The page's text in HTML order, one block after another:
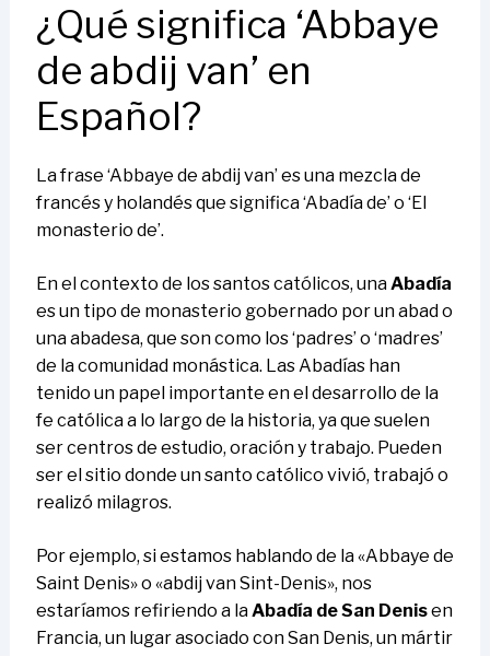
¿Qué significa ‘Abbaye
de abdij van’ en
Español?
La frase ‘Abbaye de abdij van’ es una mezcla de
francés y holandés que significa ‘Abadía de’ o ‘El
monasterio de’.
En el contexto de los santos católicos, unaAbadía
es un tipo de monasterio gobernado por un abad o
una abadesa, que son como los ‘padres’ o ‘madres’
de la comunidad monástica. Las Abadías han
tenido un papel importante en el desarrollo de la
fe católica a lo largo de la historia, ya que suelen
ser centros de estudio, oración y trabajo. Pueden
ser el sitio donde un santo católico vivió, trabajó o
realizó milagros.
Por ejemplo, si estamos hablando de la «Abbaye de
Saint Denis» o «abdij van Sint-Denis», nos
estaríamos refiriendo a laAbadía de San Denisen
Francia, un lugar asociado con San Denis, un mártir